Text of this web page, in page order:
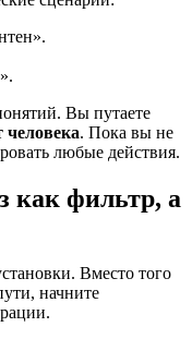
Вы путаете
человека. Пока вы не
любые действия.
как фильтр, а
Вместо того
начните